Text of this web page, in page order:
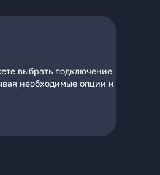
выбрать подключение
необходимые опции и